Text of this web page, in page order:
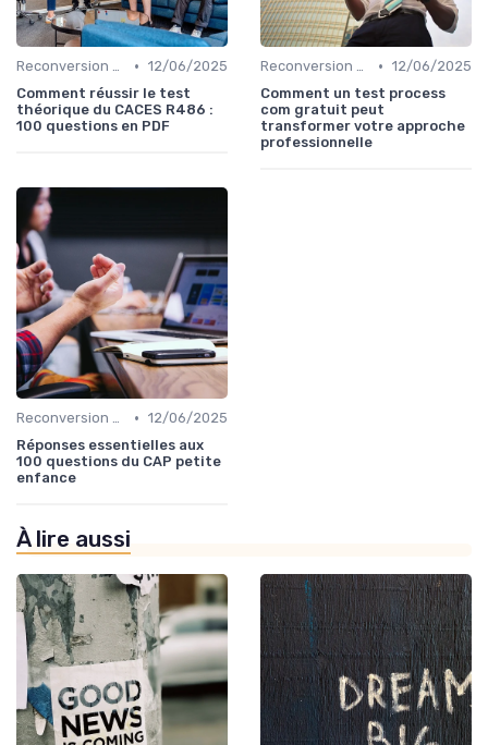
Reconversion et Montée en Compétences • 12/06/2025
Comment réussir le test
théorique du CACES R486 :
100 questions en PDF
Reconversion et Montée en Compétences • 12/06/2025
Comment un test process
com gratuit peut
transformer votre approche
professionnelle
Reconversion et Montée en Compétences • 12/06/2025
Réponses essentielles aux
100 questions du CAP petite
enfance
À lire aussi